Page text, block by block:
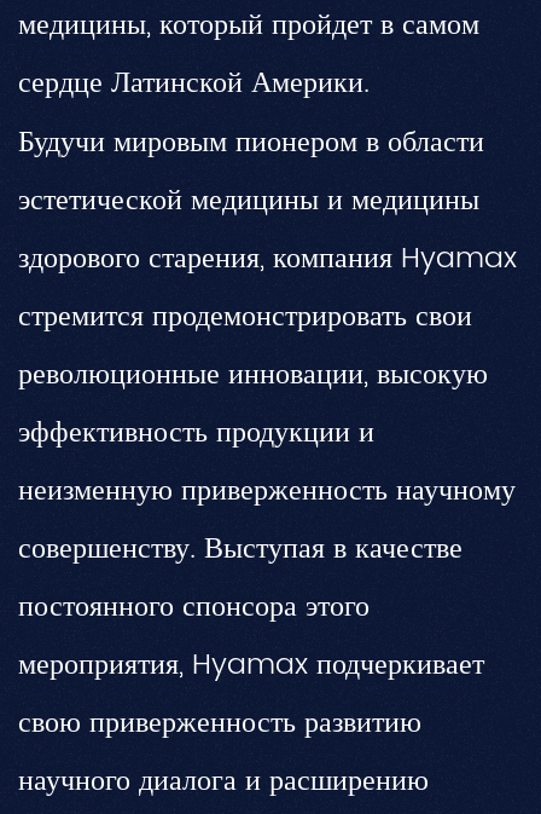
медицины, который пройдет в самом
сердце Латинской Америки.
Будучи мировым пионером в области
эстетической медицины и медицины
здорового старения, компания Hyamax
стремится продемонстрировать свои
революционные инновации, высокую
эффективность продукции и
неизменную приверженность научному
совершенству. Выступая в качестве
постоянного спонсора этого
мероприятия, Hyamax подчеркивает
свою приверженность развитию
научного диалога и расширению